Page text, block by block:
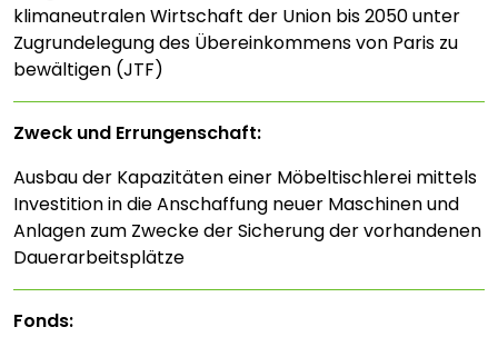
klimaneutralen Wirtschaft der Union bis 2050 unter
Zugrundelegung des Übereinkommens von Paris zu
bewältigen (JTF)
Zweck und Errungenschaft:
Ausbau der Kapazitäten einer Möbeltischlerei mittels
Investition in die Anschaffung neuer Maschinen und
Anlagen zum Zwecke der Sicherung der vorhandenen
Dauerarbeitsplätze
Fonds: